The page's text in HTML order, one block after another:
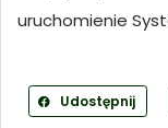
uruchomienie
Udostępnij